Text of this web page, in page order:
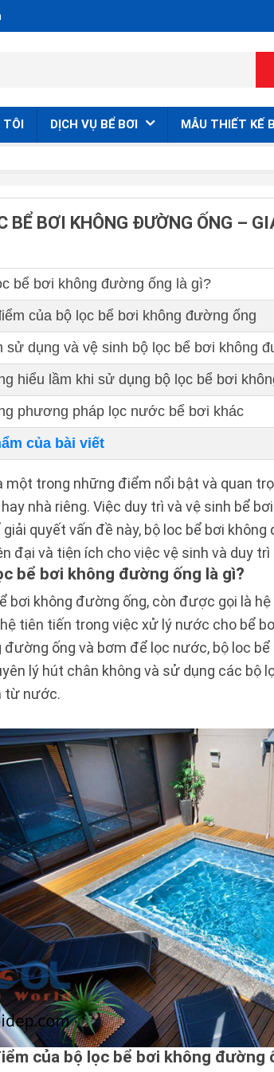
TÔI DỊCH VỤ BỂ BƠI MẪU THIẾT KẾ
BỂ BƠI KHÔNG ĐƯỜNG ỐNG –
bể bơi không đường ống là gì?
của bộ lọc bể bơi không đường ống
sử dụng và vệ sinh bộ lọc bể bơi không
hiểu lầm khi sử dụng bộ lọc bể bơi
phương pháp lọc nước bể bơi khác
của bài viết
một trong những điểm nổi bật và quan
nhà riêng. Việc duy trì và vệ sinh bể
giải quyết vấn đề này, bộ loc bể bơi
đại và tiện ích cho việc vệ sinh và duy
bể bơi không đường ống là gì?
bơi không đường ống, còn được gọi là
tiên tiến trong việc xử lý nước cho bể
đường ống và bơm để lọc nước, bộ loc
lý hút chân không và sử dụng các bộ
từ nước.
của bộ lọc bể bơi không đường